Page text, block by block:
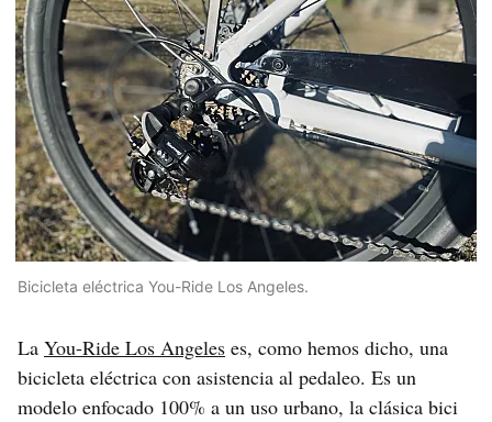
Bicicleta eléctrica You-Ride Los Angeles.
La You-Ride Los Angeles es, como hemos dicho, una
bicicleta eléctrica con asistencia al pedaleo. Es un
modelo enfocado 100% a un uso urbano, la clásica bici